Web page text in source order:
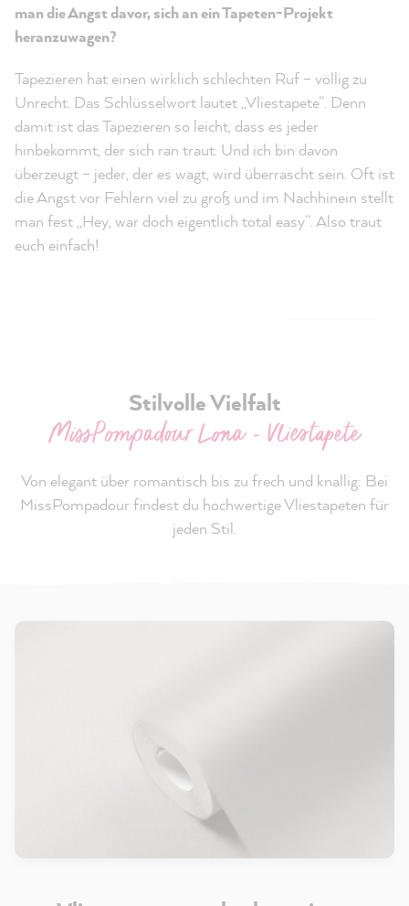
man die Angst davor, sich an ein Tapeten-Projekt
heranzuwagen?
Tapezieren hat einen wirklich schlechten Ruf – völlig zu
Unrecht. Das Schlüsselwort lautet „Vliestapete“. Denn
damit ist das Tapezieren so leicht, dass es jeder
hinbekommt, der sich ran traut. Und ich bin davon
überzeugt – jeder, der es wagt, wird überrascht sein. Oft ist
die Angst vor Fehlern viel zu groß und im Nachhinein stellt
man fest „Hey, war doch eigentlich total easy“. Also traut
euch einfach!
Stilvolle Vielfalt
MissPompadour Lona - Vliestapete
Von elegant über romantisch bis zu frech und knallig: Bei
MissPompadour findest du hochwertige Vliestapeten für
jeden Stil.